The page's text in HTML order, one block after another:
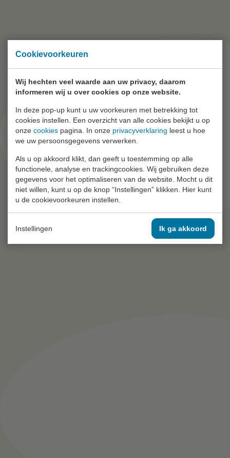
Cookievoorkeuren
Wij hechten veel waarde aan uw privacy, daarom
informeren wij u over cookies op onze website.
In deze pop-up kunt u uw voorkeuren met betrekking tot
cookies instellen. Een overzicht van alle cookies bekijkt u op
onze cookies pagina. In onze privacyverklaring leest u hoe
we uw persoonsgegevens verwerken.
Als u op akkoord klikt, dan geeft u toestemming op alle
functionele, analyse en trackingcookies. Wij gebruiken deze
gegevens voor het optimaliseren van de website. Mocht u dit
niet willen, kunt u op de knop “Instellingen” klikken. Hier kunt
u de cookievoorkeuren instellen.
Instellingen Ik ga akkoord